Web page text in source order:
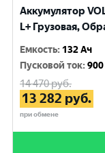
Аккумулятор
L+ Грузовая,
Емкость: 132 Ач
Пусковой ток:
14 470руб.
13 282 руб.
при обмене